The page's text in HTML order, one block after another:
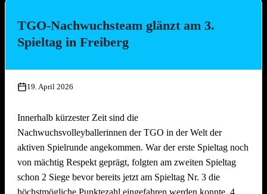
Die Platzierungen im Überblick:
2.
5.
Die drei Muscheltiere
Die Aperolis
7.
Strandkinder
8.
Die Gartenzwerge
TGO-Nachwuchsteam glänzt am 3.
Spieltag in Freiberg
19. April 2026
Innerhalb kürzester Zeit sind die
Nachwuchsvolleyballerinnen der TGO in der Welt der
aktiven Spielrunde angekommen. War der erste Spieltag noch
von mächtig Respekt geprägt, folgten am zweiten Spieltag
schon 2 Siege bevor bereits jetzt am Spieltag Nr. 3 die
höchstmögliche Punktezahl eingefahren werden konnte. 4